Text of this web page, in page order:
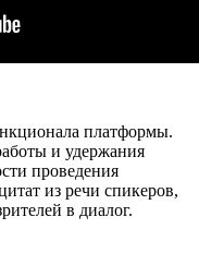
платформы.
и удержания
проведения
из речи спикеров,
в диалог.